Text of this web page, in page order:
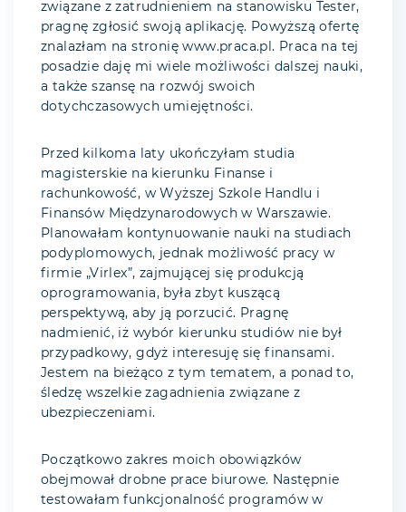
związane z zatrudnieniem na stanowisku Tester,
pragnę zgłosić swoją aplikację. Powyższą ofertę
znalazłam na stronię www.praca.pl. Praca na tej
posadzie daję mi wiele możliwości dalszej nauki,
a także szansę na rozwój swoich
dotychczasowych umiejętności.
Przed kilkoma laty ukończyłam studia
magisterskie na kierunku Finanse i
rachunkowość, w Wyższej Szkole Handlu i
Finansów Międzynarodowych w Warszawie.
Planowałam kontynuowanie nauki na studiach
podyplomowych, jednak możliwość pracy w
firmie „Virlex”, zajmującej się produkcją
oprogramowania, była zbyt kuszącą
perspektywą, aby ją porzucić. Pragnę
nadmienić, iż wybór kierunku studiów nie był
przypadkowy, gdyż interesuję się finansami.
Jestem na bieżąco z tym tematem, a ponad to,
śledzę wszelkie zagadnienia związane z
ubezpieczeniami.
Początkowo zakres moich obowiązków
obejmował drobne prace biurowe. Następnie
testowałam funkcjonalność programów w